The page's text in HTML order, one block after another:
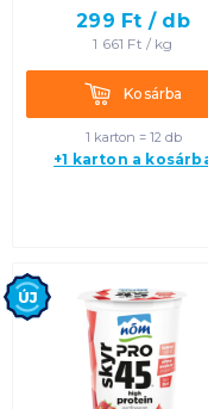
299 Ft / db
1 661 Ft / kg
KosárbaKosárba
1 karton = 12 db
+1 karton a
Új